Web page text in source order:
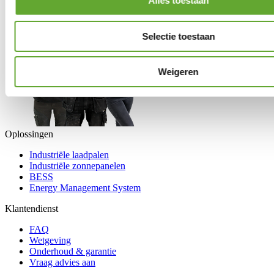
Selectie toestaan
Weigeren
Oplossingen
Industriële laadpalen
Industriële zonnepanelen
BESS
Energy Management System
Klantendienst
FAQ
Wetgeving
Onderhoud & garantie
Vraag advies aan